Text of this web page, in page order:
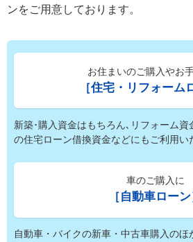
ンをご用意しております。
お住まいのご購入やお
［住宅・リフォーム
新築･購入資金はもちろん､リフォーム資
の住宅ローン借換資金などにもご利用い
車のご購入に
［自動車ローン
自動車・バイクの新車・中古車購入の